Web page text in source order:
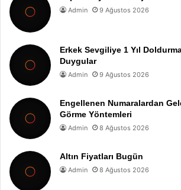
Admin 9 Ağustos 2026
Erkek Sevgiliye 1 Yıl
Duygular
Admin 9 Ağustos 2026
Engellenen Numaralardan
Görme Yöntemleri
Admin 8 Ağustos 2026
Altın Fiyatları Bugün
Admin 8 Ağustos 2026